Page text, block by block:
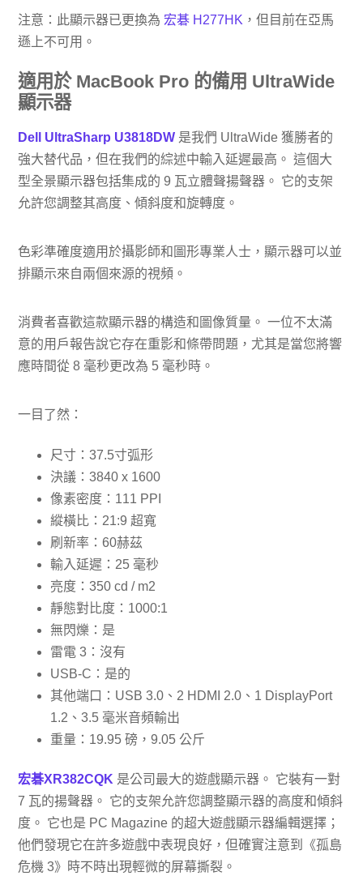
注意：此顯示器已更換為 宏碁 H277HK ，但目前在亞馬
遜上不可用。
適用於 MacBook Pro 的備用 UltraWide
顯示器
Dell UltraSharp U3818DW 是我們 UltraWide 獲勝者的
強大替代品，但在我們的綜述中輸入延遲最高。 這個大
型全景顯示器包括集成的 9 瓦立體聲揚聲器。 它的支架
允許您調整其高度、傾斜度和旋轉度。
色彩準確度適用於攝影師和圖形專業人士，顯示器可以並
排顯示來自兩個來源的視頻。
消費者喜歡這款顯示器的構造和圖像質量。 一位不太滿
意的用戶報告說它存在重影和條帶問題，尤其是當您將響
應時間從 8 毫秒更改為 5 毫秒時。
一目了然：
尺寸：37.5寸弧形
決議：3840 x 1600
像素密度：111 PPI
縱橫比：21:9 超寬
刷新率：60赫茲
輸入延遲：25 毫秒
亮度：350 cd / m2
靜態對比度：1000:1
無閃爍：是
雷電 3：沒有
USB-C：是的
其他端口：USB 3.0、2 HDMI 2.0、1 DisplayPort
1.2、3.5 毫米音頻輸出
重量：19.95 磅，9.05 公斤
宏碁XR382CQK 是公司最大的遊戲顯示器。 它裝有一對
7 瓦的揚聲器。 它的支架允許您調整顯示器的高度和傾斜
度。 它也是 PC Magazine 的超大遊戲顯示器編輯選擇；
他們發現它在許多遊戲中表現良好，但確實注意到《孤島
危機 3》時不時出現輕微的屏幕撕裂。